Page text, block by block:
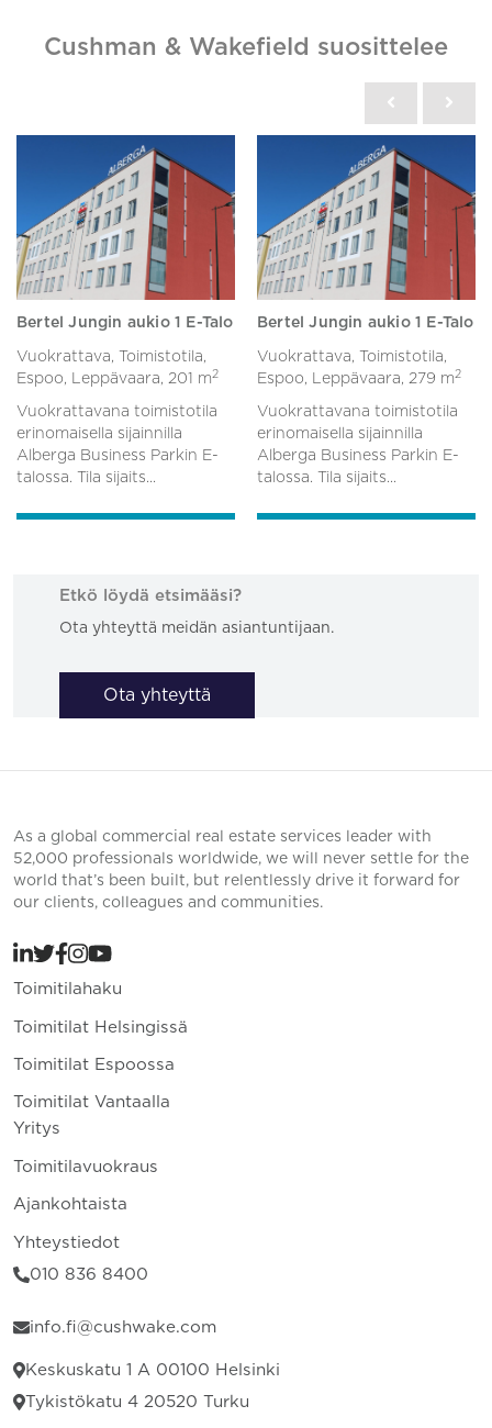
Cushman & Wakefield suosittelee
Bertel Jungin aukio 1 E-Talo
Vuokrattava, Toimistotila,
Espoo, Leppävaara, 201 m2
Vuokrattavana toimistotila
erinomaisella sijainnilla
Alberga Business Parkin E-
talossa. Tila sijaits...
Bertel Jungin aukio 1 E-Talo
Vuokrattava, Toimistotila,
Espoo, Leppävaara, 279 m2
Vuokrattavana toimistotila
erinomaisella sijainnilla
Alberga Business Parkin E-
talossa. Tila sijaits...
Etkö löydä etsimääsi?
Ota yhteyttä meidän asiantuntijaan.
Ota yhteyttä
As a global commercial real estate services leader with
52,000 professionals worldwide, we will never settle for the
world that’s been built, but relentlessly drive it forward for
our clients, colleagues and communities.
Toimitilahaku
Toimitilat Helsingissä
Toimitilat Espoossa
Toimitilat Vantaalla
Yritys
Toimitilavuokraus
Ajankohtaista
Yhteystiedot
010 836 8400
info.fi@cushwake.com
Keskuskatu 1 A 00100 Helsinki
Tykistökatu 4 20520 Turku